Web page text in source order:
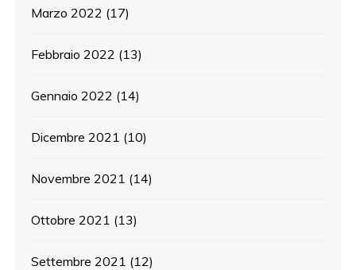
Marzo 2022 (17)
Febbraio 2022 (13)
Gennaio 2022 (14)
Dicembre 2021 (10)
Novembre 2021 (14)
Ottobre 2021 (13)
Settembre 2021 (12)